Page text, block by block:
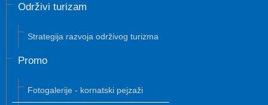
Održivi turizam
Strategija razvoja održivog turizma
Promo
Fotogalerije - kornatski pejzaži